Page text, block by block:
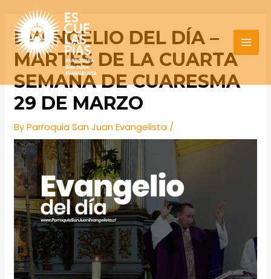
content
EVANGELIO DEL DÍA –
MARTES DE LA CUARTA
SEMANA DE CUARESMA
29 DE MARZO
ByParroquia San Juan Evangelista /
Post
navigation